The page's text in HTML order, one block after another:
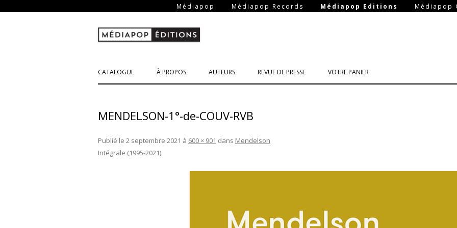
Médiapop Médiapop Records Médiapop Editions Médiapop
au
CATALOGUE À PROPOS AUTEURS REVUE DE PRESSE VOTRE PANIER
MENDELSON-1°-de-COUV-RVB
Publié le 2 septembre 2021 à 600 × 901 dans Mendelson
Intégrale (1995-2021).